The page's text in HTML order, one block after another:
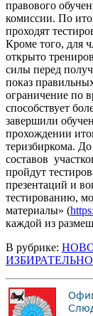
правового
комиссии. По
проходят
Кроме того, для
открыто
силы перед
показ
ограничение по
способствует
завершили
прохождении
теризбиркома.
составов
пройдут
презентаций и
тестированию,
материалы» (
каждой из
В рубрике: